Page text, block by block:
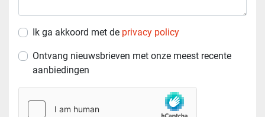
Ik ga akkoord met de privacy policy
Ontvang nieuwsbrieven met onze meest recente
aanbiedingen